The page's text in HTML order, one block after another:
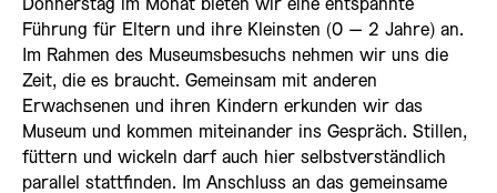
Donnerstag im Monat bieten wir eine entspannte
Führung für Eltern und ihre Kleinsten (0 – 2 Jahre) an.
Im Rahmen des Museumsbesuchs nehmen wir uns die
Zeit, die es braucht. Gemeinsam mit anderen
Erwachsenen und ihren Kindern erkunden wir das
Museum und kommen miteinander ins Gespräch. Stillen,
füttern und wickeln darf auch hier selbstverständlich
parallel stattfinden. Im Anschluss an das gemeinsame